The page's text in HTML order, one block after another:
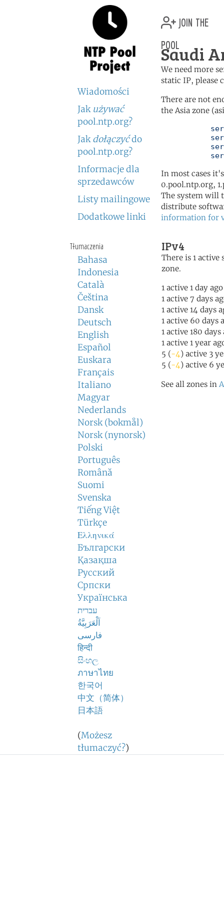
Wiadomości
Jak używać
pool.ntp.org?
Jakdołączyćdo
pool.ntp.org?
Informacje dla
sprzedawców
Listy mailingowe
Dodatkowe linki
Tłumaczenia
Bahasa
Indonesia
Català
Čeština
Dansk
Deutsch
English
Español
Euskara
Français
Italiano
Magyar
Nederlands
Norsk (bokmål)
Norsk (nynorsk)
Polski
Português
Română
Suomi
Svenska
Tiếng Việt
Türkçe
Ελληνικά
Български
Қазақша
Русский
Српски
Українська
עברית
اَلْعَرَبِيَّةُ
فارسی
हिन्दी
සිංහල
ภาษาไทย
한국어
中文（简体）
日本語
(Możesz
tłumaczyć?)
join the
pool
Saudi
We need more
static IP, please
There are not
the Asia zone
In most cases
0.pool.ntp.org,
The system will
distribute
information for
IPv4
There is 1 active
zone.
1 active 1 day ago
1 active 7 days
1 active 14 days
1 active 60 days
1 active 180 days
1 active 1 year
5 (-4) active 3
5 (-4) active 6
See all zones in